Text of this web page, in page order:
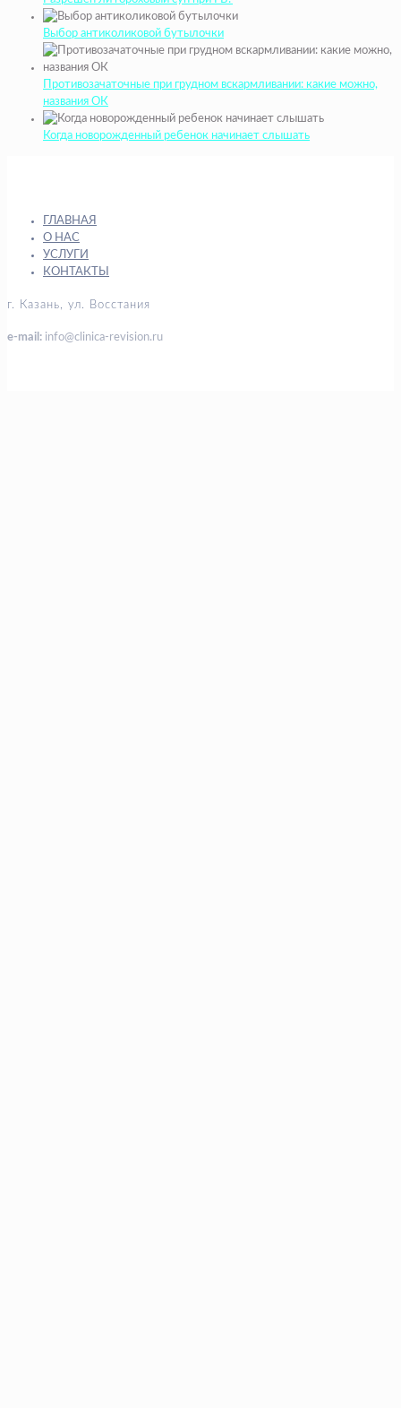
Выбор антиколиковой бутылочки
Противозачаточные при грудном вскармливании: какие можно,
названия ОК
Когда новорожденный ребенок начинает слышать
ГЛАВНАЯ
О НАС
УСЛУГИ
КОНТАКТЫ
г. Казань, ул. Восстания
e-mail: info@clinica-revision.ru